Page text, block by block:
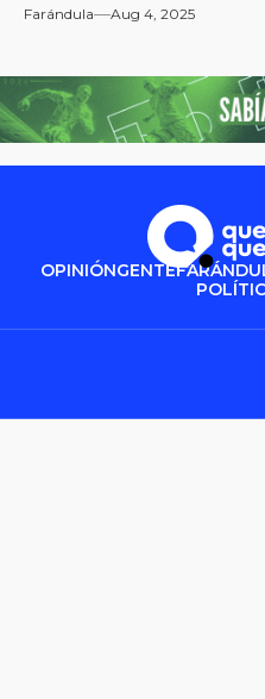
Farándula Aug 4, 2025
OPINIÓNGENTE